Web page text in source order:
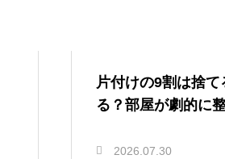
片付けの9割は捨て
る？部屋が劇的に
2026.07.30